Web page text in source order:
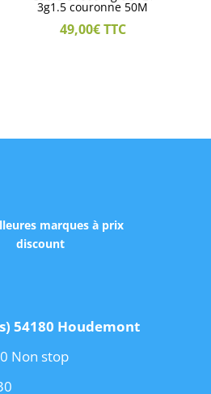
3g1.5 couronne 50M
49,00€TTC
marques à prix
discount
54180 Houdemont
Non stop